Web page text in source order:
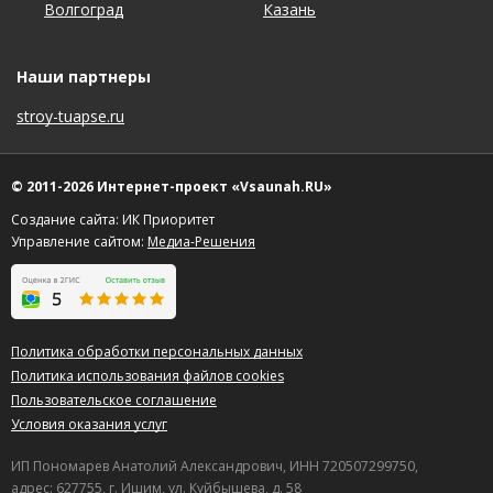
Полезный отзыв? (1)
Евгения о Султан-хаммам
05.11.2015 в 02:04
Нам все понравилось, рекомендуем!!!
Полезный отзыв? Да(13) Нет(23)
Волгоград
Казань
Красноярск
Нижний Новгород
Пермь
Саратов
Тюмень
Челябинск
Наши партнеры
stroy-tuapse.ru
© 2011-2026 Интернет-проект «Vsaunah.RU»
Создание сайта: ИК Приоритет
Управление сайтом: Медиа-Решения
Политика обработки персональных данных
Политика использования файлов cookies
Пользовательское соглашение
Условия оказания услуг
ИП Пономарев Анатолий Александрович, ИНН 720507299750,
адрес: 627755, г. Ишим, ул. Куйбышева, д. 58